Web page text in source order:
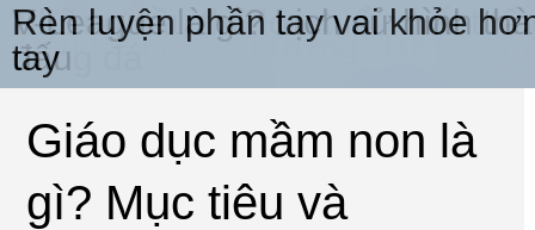
Tiểu sử công phượng: Từ thất
Những cầu thủ lớn tuổi nhất
bóng đá
V-League là gì? Lịch sử hình
đấu
Rèn luyện phần tay vai khỏe
tay
Giáo dục mầm non là
gì? Mục tiêu và